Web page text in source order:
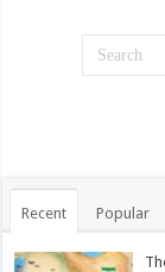
Recent Popular